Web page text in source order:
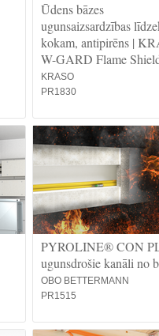
Ūdens bāzes
ugunsaizsardzības
kokam, antipirēns |
W-GARD Flame
KRASO
PR1830
PYROLINE® CON
ugunsdrošie kanāli no
OBO BETTERMANN
PR1515